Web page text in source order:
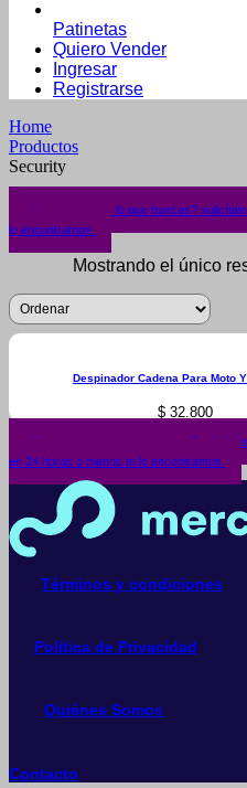
Patinetas
Quiero Vender
Ingresar
Registrarse
Home
Productos
Security
¿No encuentras lo que buscas?
lo encontramos.
Mostrando el único
Despinador Cadena Para Moto
$ 32.800
¿No encuentras lo que buscas?
en 24 horas o menos te lo encontramos.
Términos y condiciones
Política de Privacidad
Quiénes Somos
Contacto